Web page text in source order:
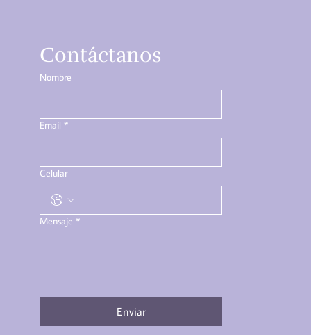
Contáctanos
Nombre
Email *
Celular
Mensaje *
Enviar